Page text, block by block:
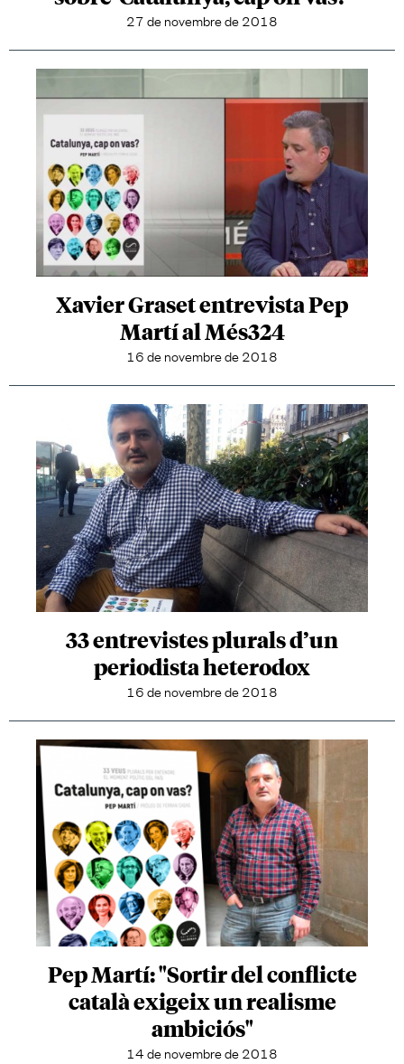
27 de novembre de 2018
Xavier Graset entrevista Pep
Martí al Més324
16 de novembre de 2018
33 entrevistes plurals d’un
periodista heterodox
16 de novembre de 2018
Pep Martí: "Sortir del conflicte
català exigeix un realisme
ambiciós"
14 de novembre de 2018